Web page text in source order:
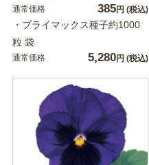
通常価格 385円 (税込)
・プライマックス種子約1000
粒 袋
通常価格 5,280円 (税込)